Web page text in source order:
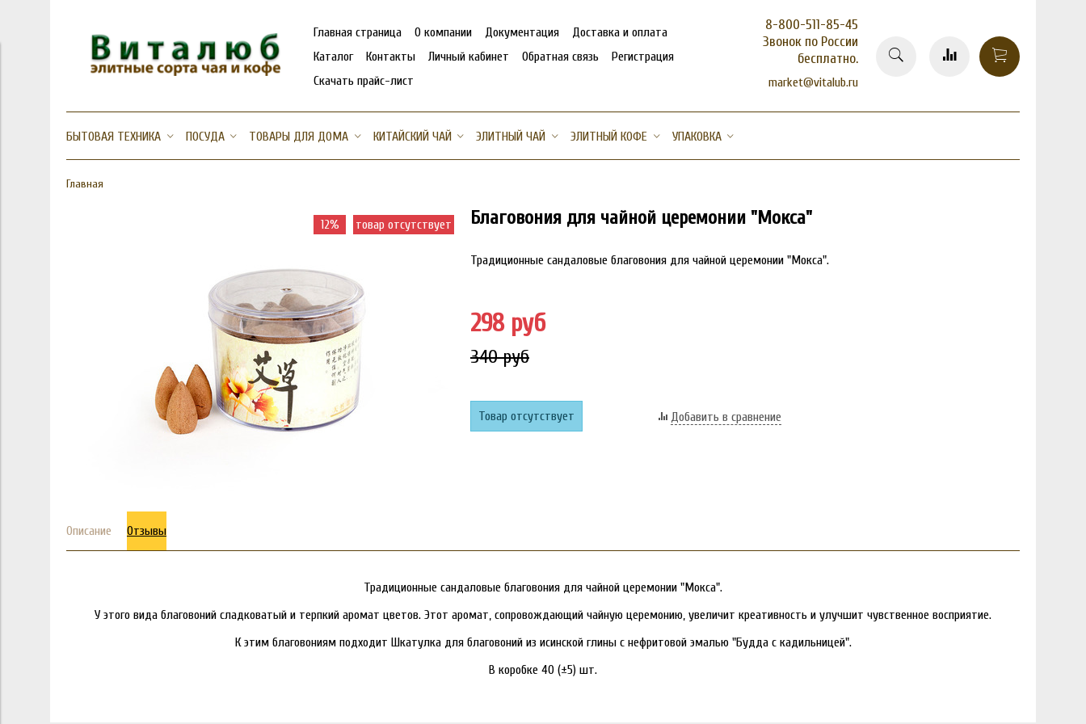
Главная страница О компании Документация
Доставка и оплата
Каталог
Контакты Личный кабинет Обратная связь
Регистрация
Скачать прайс-лист
8-800-511-85-45
Звонок по России
бесплатно.
market@vitalub.ru
БЫТОВАЯ ТЕХНИКА ПОСУДА ТОВАРЫ ДЛЯ ДОМА КИТАЙСКИЙ ЧАЙ ЭЛИТНЫЙ ЧАЙ ЭЛИТНЫЙ КОФЕ УПАКОВКА
Главная
12% товар отсутствует Благовония для чайной церемонии "Мокса"
Традиционные сандаловые благовония для чайной церемонии "Мокса".
298 руб
340 руб
Товар отсутствует Добавить в сравнение
Описание Отзывы
Традиционные сандаловые благовония для чайной церемонии "Мокса".
У этого вида благовоний сладковатый и терпкий аромат цветов. Этот аромат, сопровождающий чайную церемонию, увеличит креативность и улучшит чувственное восприятие.
К этим благовониям подходит Шкатулка для благовоний из исинской глины с нефритовой эмалью "Будда с кадильницей".
В коробке 40 (±5) шт.